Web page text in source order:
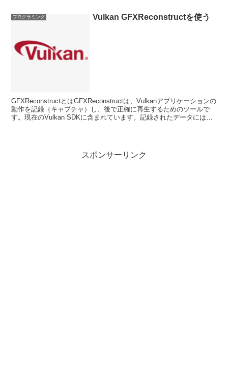
プログラミング Vulkan GFXReconstructを使う
GFXReconstructとはGFXReconstructは、Vulkanアプリケーションの
動作を記録（キャプチャ）し、後で正確に再生するためのツールで
す。現在のVulkan SDKに含まれています。記録されたデータには、
スポンサーリンク